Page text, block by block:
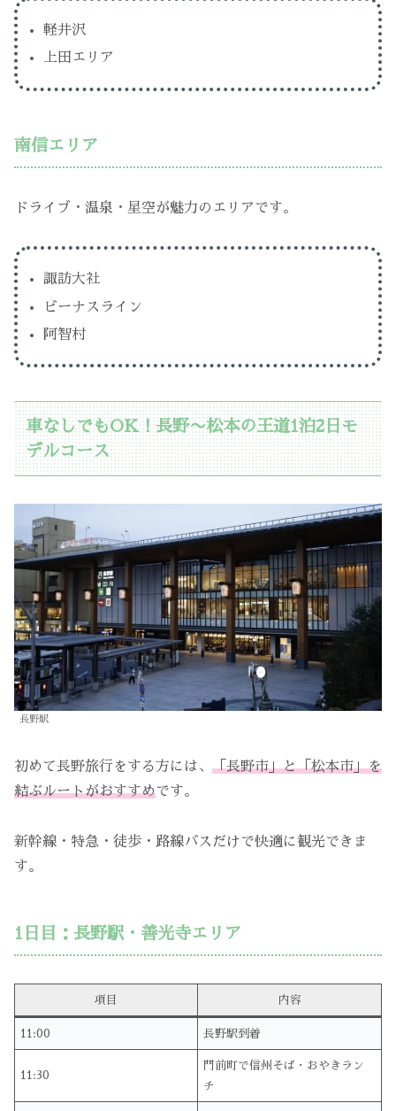
軽井沢
上田エリア
南信エリア
ドライブ・温泉・星空が魅力のエリアです。
諏訪大社
ビーナスライン
阿智村
車なしでもOK！長野〜松本の王道1泊2日モ
デルコース
長野駅
初めて長野旅行をする方には、 「長野市」と「松本市」を
結ぶルートがおすすめです。
新幹線・特急・徒歩・路線バスだけで快適に観光できま
す。
1日目：長野駅・善光寺エリア
項目 内容
11:00 長野駅到着
11:30
門前町で信州そば・おやきラン
チ